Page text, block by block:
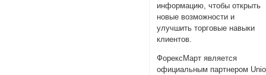
информацию, чтобы открыть
новые возможности и
улучшить торговые навыки
клиентов.
ФорексМарт является
официальным партнером